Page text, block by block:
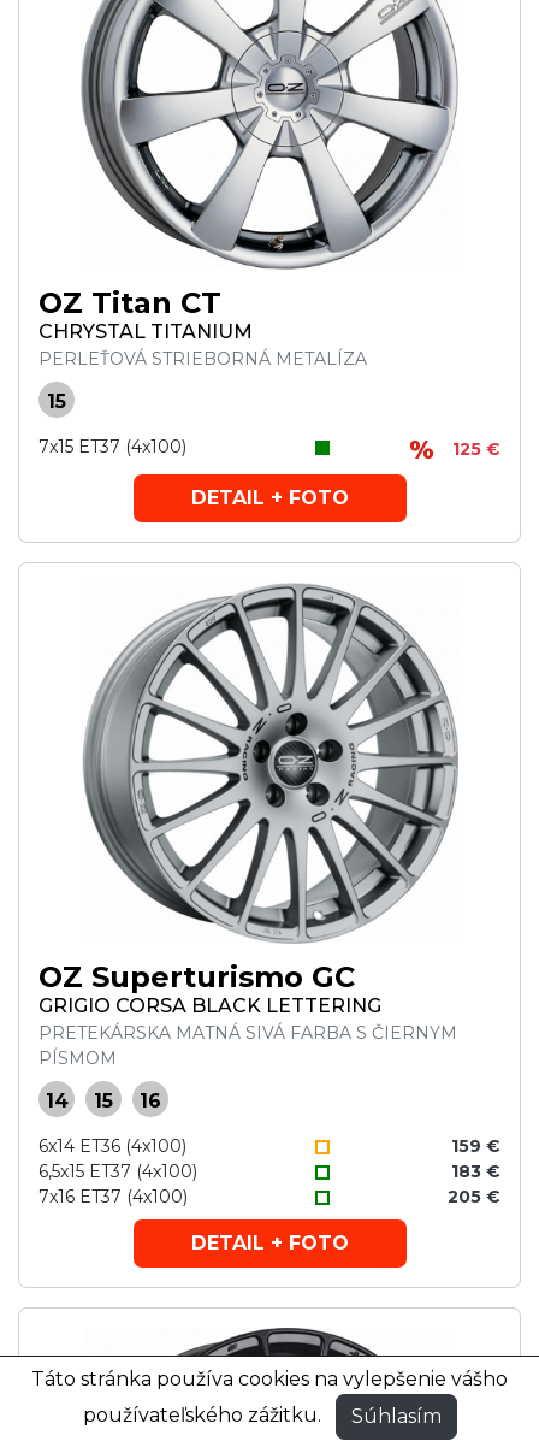
OZ Titan CT
CHRYSTAL TITANIUM
PERLEŤOVÁ STRIEBORNÁ METALÍZA
15
7x15 ET37 (4x100) 125 €
DETAIL + FOTO
OZ Superturismo GC
GRIGIO CORSA BLACK LETTERING
PRETEKÁRSKA MATNÁ SIVÁ FARBA S ČIERNYM
PÍSMOM
14 15 16
6x14 ET36 (4x100)
159 €
6,5x15 ET37 (4x100)
183 €
7x16 ET37 (4x100)
205 €
DETAIL + FOTO
Táto stránka používa cookies na vylepšenie vášho
používateľského zážitku.
Súhlasím